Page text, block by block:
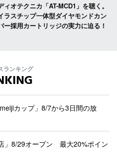
ィオテクニカ「AT-MCD1」を聴く。
ラスチップ一体型ダイヤモンドカン
ー採用カートリッジの実力に迫る！
ランキング
カップ」8/7から3日間の放
」8/29オープン 最大20%ポイン